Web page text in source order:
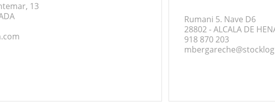
13
Rumani 5. Nave D6
28802 - ALCALA DE
918 870 203